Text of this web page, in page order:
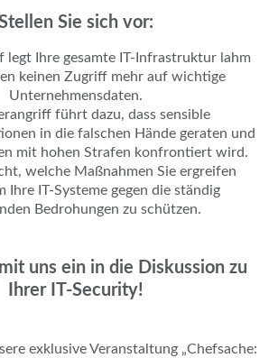
Sie sich vor:
legt Ihre gesamte IT-Infrastruktur lahm
keinen Zugriff mehr auf wichtige
Unternehmensdaten.
führt dazu, dass sensible
in die falschen Hände geraten und
mit hohen Strafen konfrontiert wird.
welche Maßnahmen Sie ergreifen
Ihre IT-Systeme gegen die ständig
Bedrohungen zu schützen.
uns ein in die Diskussion zu
Ihrer IT-Security!
exklusive Veranstaltung „Chefsache: